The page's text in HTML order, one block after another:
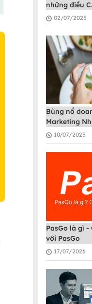
những điều
02/07/2025
Bùng nổ
Marketing
PasGo
10/07/2025
PasGo là gì
với PasGo
17/07/2026